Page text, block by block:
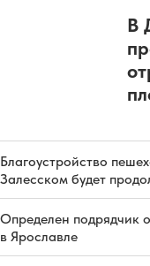
В
Благоустройство
Залесском будет
Определен подрядчик
в Ярославле